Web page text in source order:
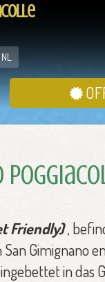
NL
Friendly),
Gimignano
in das